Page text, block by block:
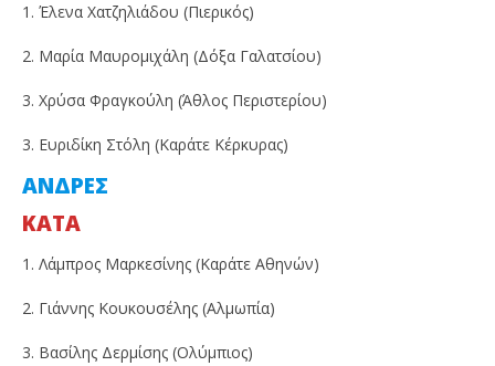
1. Έλενα Χατζηλιάδου (Πιερικός)
2. Μαρία Μαυρομιχάλη (Δόξα Γαλατσίου)
3. Χρύσα Φραγκούλη (Άθλος Περιστερίου)
3. Ευριδίκη Στόλη (Καράτε Κέρκυρας)
ΑΝΔΡΕΣ
KATA
1. Λάμπρος Μαρκεσίνης (Καράτε Αθηνών)
2. Γιάννης Κουκουσέλης (Αλμωπία)
3. Βασίλης Δερμίσης (Ολύμπιος)